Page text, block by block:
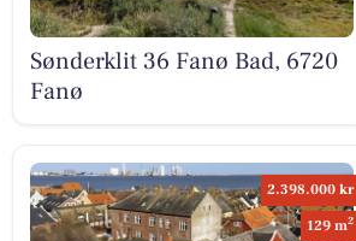
Sønderklit 36 Fanø Bad, 6720
Fanø
2.398.000 kr
129 m2